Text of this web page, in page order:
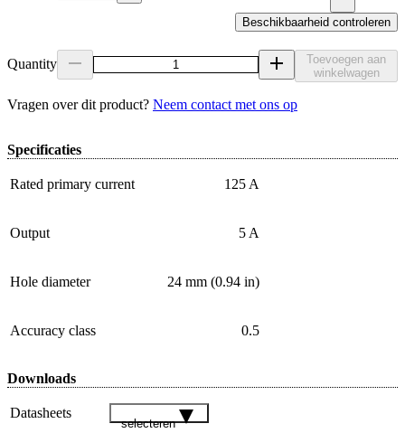
Beschikbaarheid controleren
Quantity
Toevoegen aan
winkelwagen
Vragen over dit product? Neem contact met ons op
Specificaties
Rated primary current 125 A
Output 5 A
Hole diameter 24 mm (0.94 in)
Accuracy class 0.5
Downloads
Datasheets
selecteren